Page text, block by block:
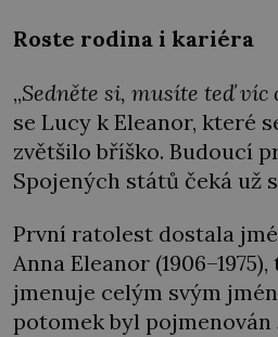
Roste rodina i kariéra
„Sedněte si, musíte teď víc
se Lucy k Eleanor, které
zvětšilo bříško. Budoucí
Spojených států čeká už
První ratolest dostala
Anna Eleanor
jmenuje celým svým
potomek byl pojmenován